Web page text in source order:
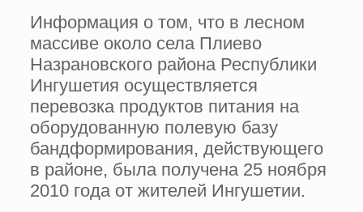
Информация о том, что в лесном
массиве около села Плиево
Назрановского района Республики
Ингушетия осуществляется
перевозка продуктов питания на
оборудованную полевую базу
бандформирования, действующего
в районе, была получена 25 ноября
2010 года от жителей Ингушетии.